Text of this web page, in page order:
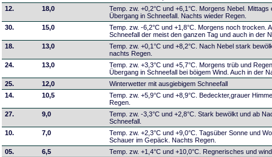
12.
18,0
Temp. zw. +0,2°C und +6,1°C. Morgens Nebel.
Übergang in Schneefall. Nachts wieder Regen.
30.
15,0
Temp. zw. -6,2°C und +1,8°C. Morgens noch trocken.
Schneefall der meist den ganzen Tag und auch in der
18.
13,0
Temp. zw. +0,1°C und +8,2°C. Nach Nebel stark
nachts Regen.
24.
13,0
Temp. zw. +3,3°C und +5,7°C. Morgens trüb und
Übergang in Schneefall bei böigem Wind. Auch in der
25.
12,0
Winterwetter mit ausgiebigem Schneefall
14.
10,5
Temp. zw. +5,9°C und +8,9°C. Bedeckter,grauer
Regen.
27.
9,0
Temp. zw. -3,3°C und +2,8°C. Stark bewölkt und ab
Schneefall.
10.
7,0
Temp. zw. +2,3°C und +9,0°C. Tagsüber Sonne und
Schauer im Gepäck. Nachts Regen.
05.
6,5
Temp. zw. +1,4°C und +10,0°C. Regnerisches und